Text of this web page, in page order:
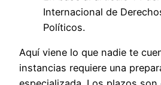
Internacional de
Políticos.
Aquí viene lo que nadie te
instancias requiere una